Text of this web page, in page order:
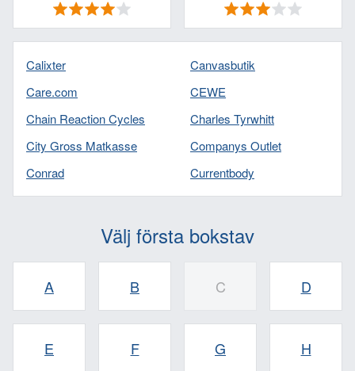
Calixter
Canvasbutik
Care.com
CEWE
Chain Reaction Cycles
Charles Tyrwhitt
City Gross Matkasse
Companys Outlet
Conrad
Currentbody
Välj första bokstav
A B C D
E F G H